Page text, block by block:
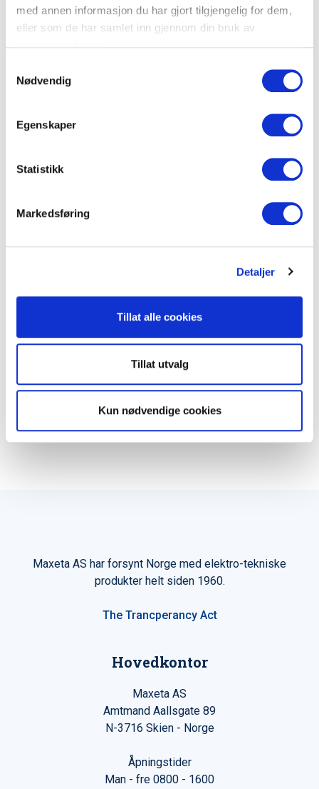
med annen informasjon du har gjort tilgjengelig for dem,
eller som de har samlet inn gjennom din bruk av
Nødvendig
Egenskaper
Statistikk
Markedsføring
Detaljer
Tillat alle cookies
Tillat utvalg
Kun nødvendige cookies
Maxeta AS har forsynt Norge med elektro-tekniske
produkter helt siden 1960.
The Trancperancy Act
Hovedkontor
Maxeta AS
Amtmand Aallsgate 89
N-3716 Skien - Norge
Åpningstider
Man - fre 0800 - 1600